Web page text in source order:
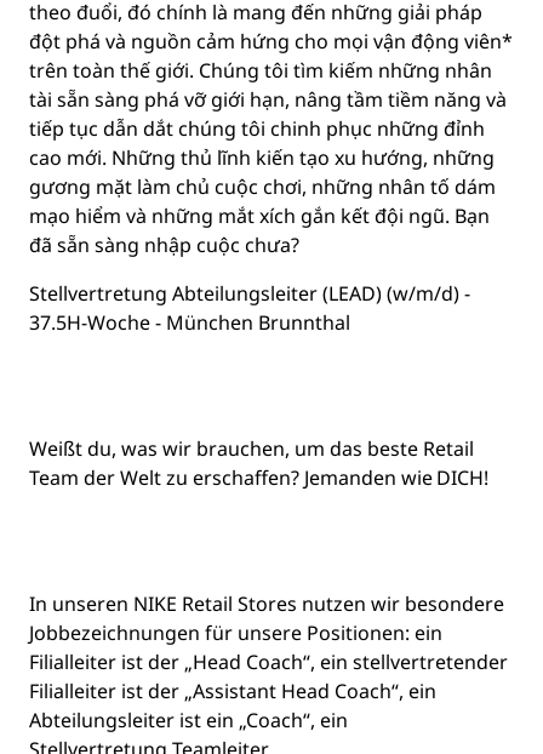
theo đuổi, đó chính là mang đến những giải pháp
đột phá và nguồn cảm hứng cho mọi vận động viên*
trên toàn thế giới. Chúng tôi tìm kiếm những nhân
tài sẵn sàng phá vỡ giới hạn, nâng tầm tiềm năng và
tiếp tục dẫn dắt chúng tôi chinh phục những đỉnh
cao mới. Những thủ lĩnh kiến tạo xu hướng, những
gương mặt làm chủ cuộc chơi, những nhân tố dám
mạo hiểm và những mắt xích gắn kết đội ngũ. Bạn
đã sẵn sàng nhập cuộc chưa?
Stellvertretung Abteilungsleiter (LEAD) (w/m/d) -
37.5H-Woche - München Brunnthal
Weißt du, was wir brauchen, um das beste Retail
Team der Welt zu erschaffen? Jemanden wie DICH!
In unseren NIKE Retail Stores nutzen wir besondere
Jobbezeichnungen für unsere Positionen: ein
Filialleiter ist der „Head Coach“, ein stellvertretender
Filialleiter ist der „Assistant Head Coach“, ein
Abteilungsleiter ist ein „Coach“, ein